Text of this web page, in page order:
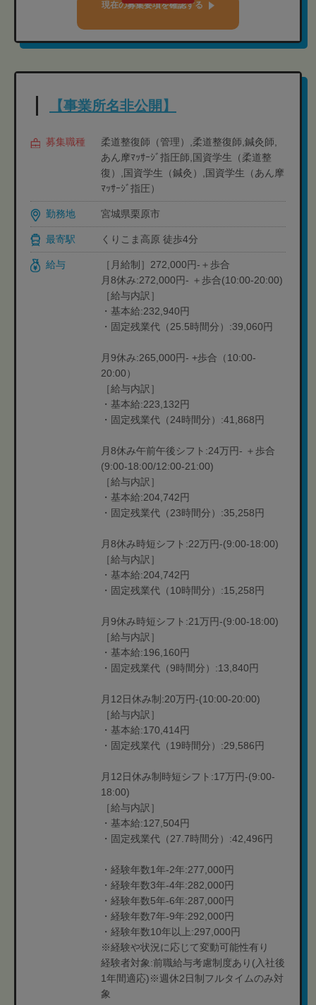
現在の募集要項を確認する
【事業所名非公開】
募集職種
柔道整復師（管理）,柔道整復師,鍼灸師,
あん摩ﾏｯｻｰｼﾞ指圧師,国資学生（柔道整
復）,国資学生（鍼灸）,国資学生（あん摩
ﾏｯｻｰｼﾞ指圧）
勤務地 宮城県栗原市
最寄駅 くりこま高原 徒歩4分
給与
［月給制］272,000円-＋歩合
月8休み:272,000円- ＋歩合(10:00-20:00)
［給与内訳］
・基本給:232,940円
・固定残業代（25.5時間分）:39,060円
月9休み:265,000円- +歩合（10:00-
20:00）
［給与内訳］
・基本給:223,132円
・固定残業代（24時間分）:41,868円
月8休み午前午後シフト:24万円- ＋歩合
(9:00-18:00/12:00-21:00)
［給与内訳］
・基本給:204,742円
・固定残業代（23時間分）:35,258円
月8休み時短シフト:22万円-(9:00-18:00)
［給与内訳］
・基本給:204,742円
・固定残業代（10時間分）:15,258円
月9休み時短シフト:21万円-(9:00-18:00)
［給与内訳］
・基本給:196,160円
・固定残業代（9時間分）:13,840円
月12日休み制:20万円-(10:00-20:00)
［給与内訳］
・基本給:170,414円
・固定残業代（19時間分）:29,586円
月12日休み制時短シフト:17万円-(9:00-
18:00)
［給与内訳］
・基本給:127,504円
・固定残業代（27.7時間分）:42,496円
・経験年数1年-2年:277,000円
・経験年数3年-4年:282,000円
・経験年数5年-6年:287,000円
・経験年数7年-9年:292,000円
・経験年数10年以上:297,000円
※経験や状況に応じて変動可能性有り
経験者対象:前職給与考慮制度あり(入社後
1年間適応)※週休2日制フルタイムのみ対
象